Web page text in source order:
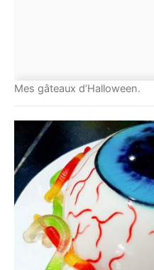
Mes gâteaux d’Halloween.